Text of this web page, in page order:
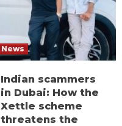
News
Indian scammers
in Dubai: How the
Xettle scheme
threatens the